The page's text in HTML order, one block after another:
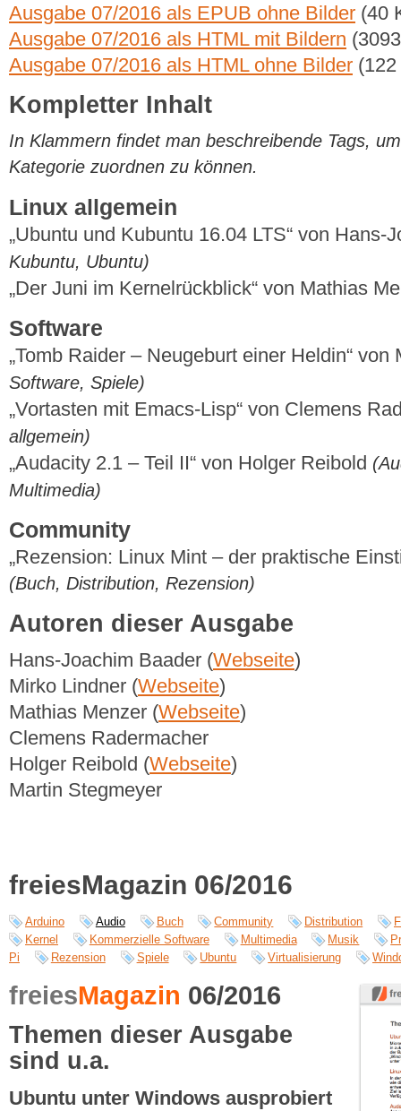
Ausgabe 07/2016 als EPUB ohne Bilder (40
Ausgabe 07/2016 als HTML mit Bildern
Ausgabe 07/2016 als HTML ohne Bilder
Kompletter Inhalt
In Klammern findet man beschreibende Tags,
Kategorie zuordnen zu können.
Linux allgemein
„Ubuntu und Kubuntu 16.04 LTS“ von Hans-
Kubuntu, Ubuntu)
„Der Juni im Kernelrückblick“ von Mathias
Software
„Tomb Raider – Neugeburt einer Heldin“
Software, Spiele)
„Vortasten mit Emacs-Lisp“ von Clemens
allgemein)
„Audacity 2.1 – Teil II“ von Holger Reibold
Multimedia)
Community
„Rezension: Linux Mint – der praktische
(Buch, Distribution, Rezension)
Autoren dieser Ausgabe
Hans-Joachim Baader (Webseite)
Mirko Lindner (Webseite)
Mathias Menzer (Webseite)
Clemens Radermacher
Holger Reibold (Webseite)
Martin Stegmeyer
freiesMagazin 06/2016
Arduino Audio Buch Community Distribution
Kernel
Kommerzielle Software Multimedia Musik
Pi
Rezension Spiele Ubuntu Virtualisierung
freiesMagazin 06/2016
Themen dieser Ausgabe
sind u.a.
Ubuntu unter Windows ausprobiert